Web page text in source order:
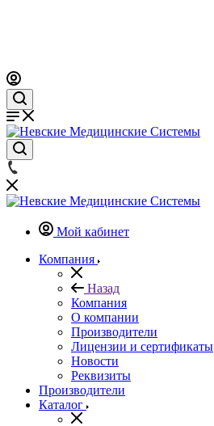
Мой кабинет
Компания
Назад
Компания
О компании
Производители
Лицензии и сертификаты
Новости
Реквизиты
Производители
Каталог